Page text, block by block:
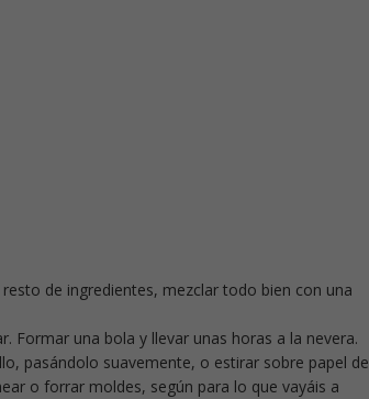
de ingredientes, mezclar todo bien con una
Formar una bola y llevar unas horas a la nevera.
pasándolo suavemente, o estirar sobre papel de
o forrar moldes, según para lo que vayáis a